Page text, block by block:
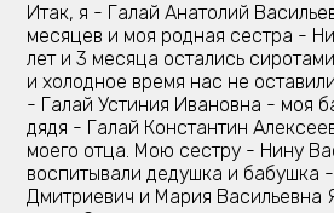
Итак, я - Галай Анатолий
месяцев и моя родная сестра -
лет и 3 месяца остались
и холодное время нас не
- Галай Устиния Ивановна - моя
дядя - Галай Константин
моего отца. Мою сестру - Нину
воспитывали дедушка и бабушка
Дмитриевич и Мария Васильевна